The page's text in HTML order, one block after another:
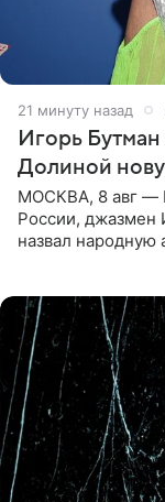
21 минуту назад
Игорь Бутман
Долиной
МОСКВА, 8 авг —
России, джазмен
назвал народную